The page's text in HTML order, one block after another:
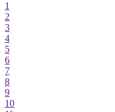
1
2
3
4
5
6
7
8
9
10